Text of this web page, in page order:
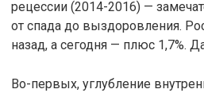
рецессии (2014-2016) —
от спада до выздоровления.
назад, а сегодня — плюс 1,7%.
Во-первых, углубление